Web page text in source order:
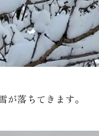
落ちてきます。